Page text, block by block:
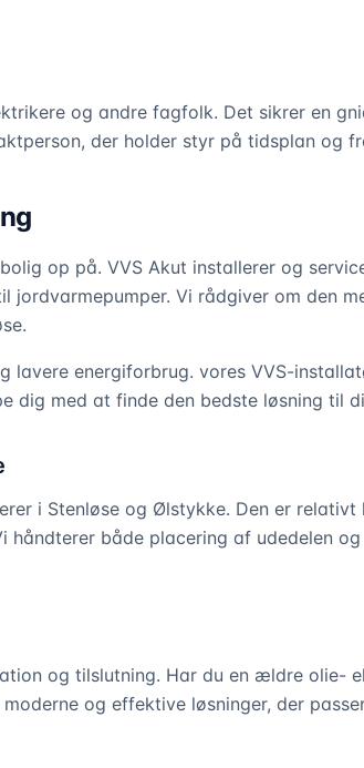
og andre fagfolk. Det sikrer en
der holder styr på tidsplan og
op på. VVS Akut installerer og
Vi rådgiver om den
lavere energiforbrug. vores VVS-
dig med at finde den bedste løsning til
i Stenløse og Ølstykke. Den er relativt
både placering af udedelen og
og tilslutning. Har du en ældre olie-
og effektive løsninger, der